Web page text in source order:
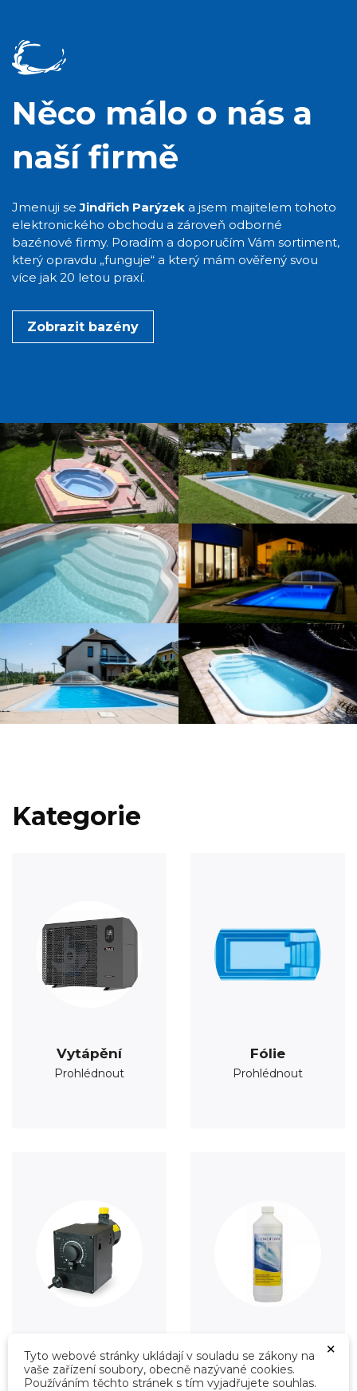
Něco málo o nás a
naší firmě
Jmenuji seJindřich Parýzek a jsem majitelem tohoto
elektronického obchodu a zároveň odborné
bazénové firmy. Poradím a doporučím Vám sortiment,
který opravdu „funguje“ a který mám ověřený svou
více jak 20 letou praxí.
Zobrazit bazény
Kategorie
Vytápění
Prohlédnout
Fólie
Prohlédnout
Úprava vody
Prohlédnout
Údržba
Prohlédnout
×
Tyto webové stránky ukládají v souladu se zákony na
vaše zařízení soubory, obecně nazývané cookies.
Používáním těchto stránek s tím vyjadřujete souhlas.